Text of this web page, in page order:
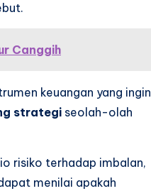
Canggih
keuangan yang ingin
strategi seolah-olah
risiko terhadap imbalan,
menilai apakah